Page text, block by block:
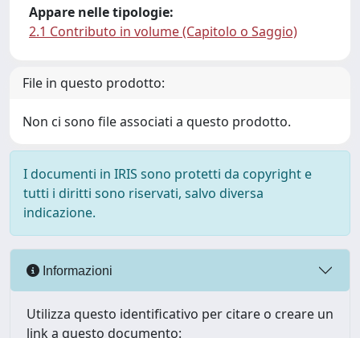
Appare nelle tipologie:
2.1 Contributo in volume (Capitolo o Saggio)
File in questo prodotto:
Non ci sono file associati a questo prodotto.
I documenti in IRIS sono protetti da copyright e
tutti i diritti sono riservati, salvo diversa
indicazione.
Informazioni
Utilizza questo identificativo per citare o creare un
link a questo documento: